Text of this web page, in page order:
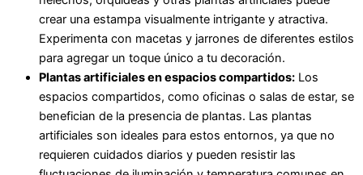
crear una estampa visualmente intrigante y atractiva.
Experimenta con macetas y jarrones de diferentes estilos
para agregar un toque único a tu decoración.
Plantas artificiales en espacios compartidos: Los
espacios compartidos, como oficinas o salas de estar, se
benefician de la presencia de plantas. Las plantas
artificiales son ideales para estos entornos, ya que no
requieren cuidados diarios y pueden resistir las